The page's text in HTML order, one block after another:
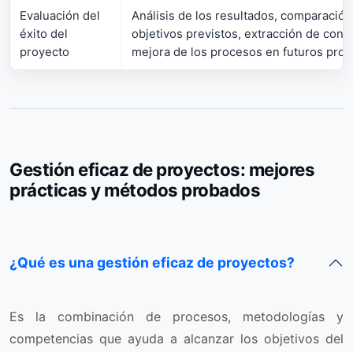
Evaluación del
éxito del
proyecto
Análisis de los resultados,
objetivos previstos, extracción de
mejora de los procesos en futuros
Gestión eficaz de proyectos: mejores
prácticas y métodos probados
¿Qué es una gestión eficaz de proyectos?
Es la combinación de procesos, metodologías y
competencias que ayuda a alcanzar los objetivos del